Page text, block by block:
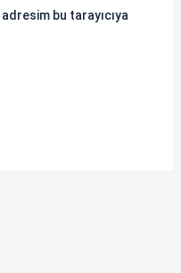
bu tarayıcıya